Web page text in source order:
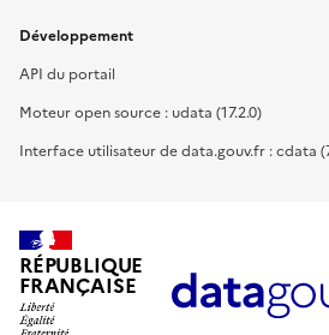
Développement
API du portail
Moteur open source : udata (17.2.0)
Interface utilisateur de data.gouv.fr : cdata
RÉPUBLIQUE
FRANÇAISE